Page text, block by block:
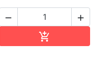
 
